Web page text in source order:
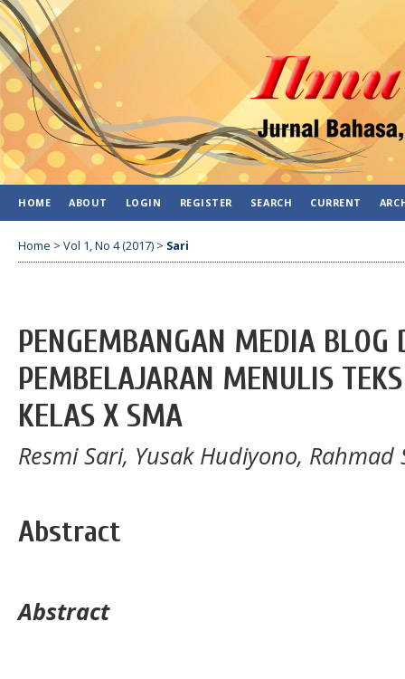
HOME ABOUT LOGIN REGISTER SEARCH CURRENT
Home > Vol 1, No 4 (2017) > Sari
PENGEMBANGAN MEDIA BLOG
PEMBELAJARAN MENULIS
KELAS X SMA
Resmi Sari, Yusak Hudiyono, Rahmad
Abstract
Abstract